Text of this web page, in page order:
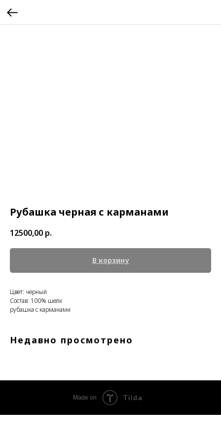
Рубашка черная с карманами
12500,00 р.
В корзину
Цвет: черный
Состав: 100% шелк
рубашка с карманами
Недавно просмотрено
Made on Tilda